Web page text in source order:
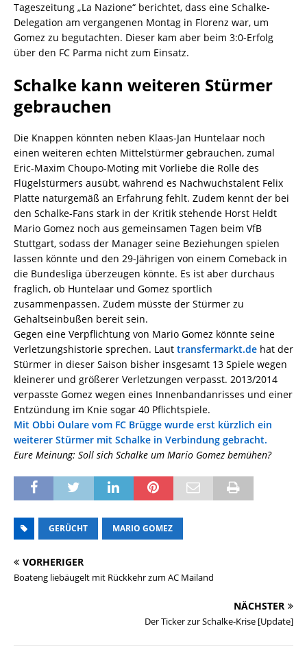
Tageszeitung „La Nazione“ berichtet, dass eine Schalke-
Delegation am vergangenen Montag in Florenz war, um
Gomez zu begutachten. Dieser kam aber beim 3:0-Erfolg
über den FC Parma nicht zum Einsatz.
Schalke kann weiteren Stürmer
gebrauchen
Die Knappen könnten neben Klaas-Jan Huntelaar noch
einen weiteren echten Mittelstürmer gebrauchen, zumal
Eric-Maxim Choupo-Moting mit Vorliebe die Rolle des
Flügelstürmers ausübt, während es Nachwuchstalent Felix
Platte naturgemäß an Erfahrung fehlt. Zudem kennt der bei
den Schalke-Fans stark in der Kritik stehende Horst Heldt
Mario Gomez noch aus gemeinsamen Tagen beim VfB
Stuttgart, sodass der Manager seine Beziehungen spielen
lassen könnte und den 29-Jährigen von einem Comeback in
die Bundesliga überzeugen könnte. Es ist aber durchaus
fraglich, ob Huntelaar und Gomez sportlich
zusammenpassen. Zudem müsste der Stürmer zu
Gehaltseinbußen bereit sein.
Gegen eine Verpflichtung von Mario Gomez könnte seine
Verletzungshistorie sprechen. Laut transfermarkt.de hat der
Stürmer in dieser Saison bisher insgesamt 13 Spiele wegen
kleinerer und größerer Verletzungen verpasst. 2013/2014
verpasste Gomez wegen eines Innenbandanrisses und einer
Entzündung im Knie sogar 40 Pflichtspiele.
Mit Obbi Oulare vom FC Brügge wurde erst kürzlich ein
weiterer Stürmer mit Schalke in Verbindung gebracht.
Eure Meinung: Soll sich Schalke um Mario Gomez bemühen?
GERÜCHT MARIO GOMEZ
VORHERIGER
Boateng liebäugelt mit Rückkehr zum AC Mailand
NÄCHSTER
Der Ticker zur Schalke-Krise [Update]